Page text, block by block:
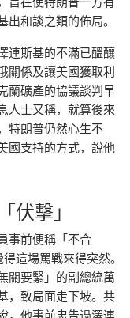
和談之類的佈局。
連斯基的不滿已醞釀
關係及讓美國獲取利
蘭礦產的協議談判早
人士又稱，就算後來
特朗普仍然心生不
國支持的方式，說他
伏擊」
事前便稱「不合
這場罵戰來得突然。
關要緊」的副總統萬
，致局面走下坡。共
，他事前忠告過澤連